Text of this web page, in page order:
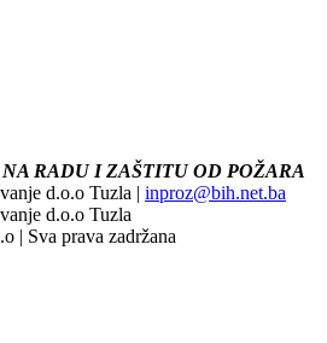
RADU I ZAŠTITU OD POŽARA
d.o.o Tuzla | inproz@bih.net.ba
d.o.o Tuzla
| Sva prava zadržana